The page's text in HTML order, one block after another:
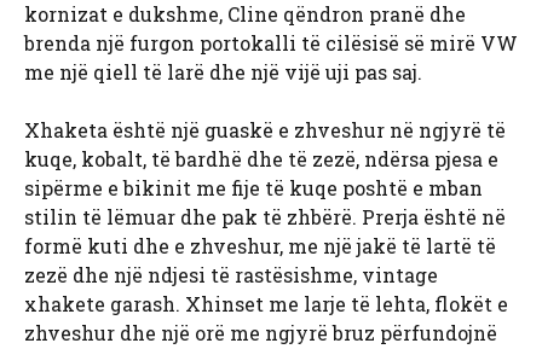
kornizat e dukshme, Cline qëndron pranë dhe
brenda një furgon portokalli të cilësisë së mirë VW
me një qiell të larë dhe një vijë uji pas saj.
Xhaketa është një guaskë e zhveshur në ngjyrë të
kuqe, kobalt, të bardhë dhe të zezë, ndërsa pjesa e
sipërme e bikinit me fije të kuqe poshtë e mban
stilin të lëmuar dhe pak të zhbërë. Prerja është në
formë kuti dhe e zhveshur, me një jakë të lartë të
zezë dhe një ndjesi të rastësishme, vintage
xhakete garash. Xhinset me larje të lehta, flokët e
zhveshur dhe një orë me ngjyrë bruz përfundojnë